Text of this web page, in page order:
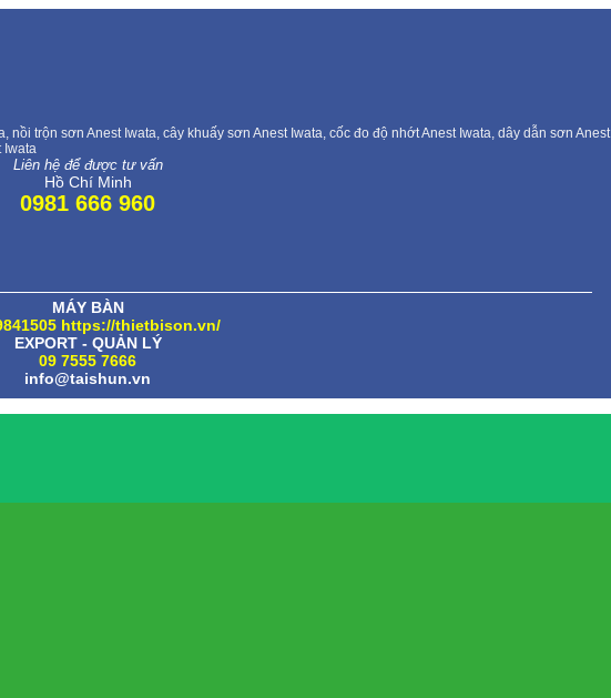
nồi trộn sơn Anest Iwata, cây khuấy sơn Anest Iwata, cốc đo độ nhớt Anest Iwata, dây dẫn sơn Anest
Iwata
Liên hệ để được tư vấn
Hồ Chí Minh
0981 666 960
MÁY BÀN
https://thietbison.vn/
EXPORT - QUẢN LÝ
09 7555 7666
info@taishun.vn